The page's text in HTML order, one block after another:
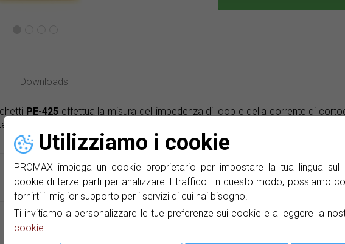
Utilizziamo i cookie
PROMAX impiega un cookie proprietario per impostare la tua lingua
cookie di terze parti per analizzare il traffico. In questo modo, possiamo
fornirti il miglior supporto per i servizi di cui hai bisogno.
Ti invitiamo a personalizzare le tue preferenze sui cookie e a leggere la
cookie.
Downloads
PE-425 effettua la misura dell'impedenza di loop e della corrente di
di cortocircuito presunta di linea-neutro e linea-terra. Inoltre, il
Iscriviti alla nostra e-News
Offerte speciali, promozioni e